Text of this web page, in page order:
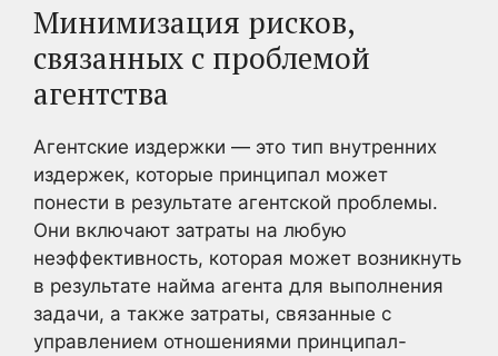
Минимизация рисков,
связанных с проблемой
агентства
Агентские издержки — это тип внутренних
издержек, которые принципал может
понести в результате агентской проблемы.
Они включают затраты на любую
неэффективность, которая может возникнуть
в результате найма агента для выполнения
задачи, а также затраты, связанные с
управлением отношениями принципал-